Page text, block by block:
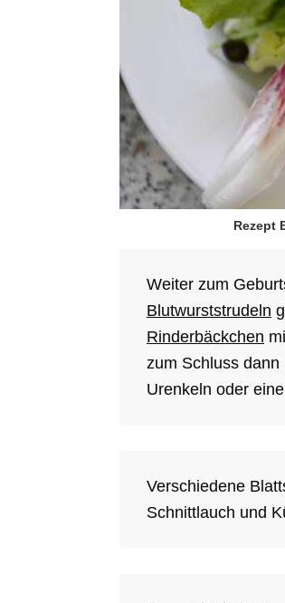
Rezept
Weiter zum
Blutwurststrudeln
Rinderbäckchen
zum Schluss
Urenkeln oder
Verschiedene
Schnittlauch und